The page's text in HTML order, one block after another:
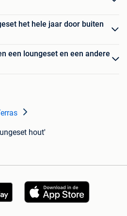
het hele jaar door buiten
een loungeset en een andere
hout'